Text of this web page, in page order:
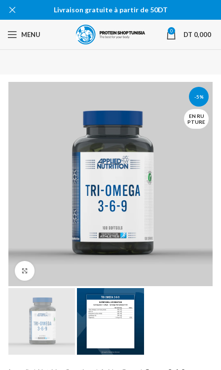
MENU 0 DT 0,000
-5%
EN RU
PTURE
Livraison gratuite à partir de 50DT